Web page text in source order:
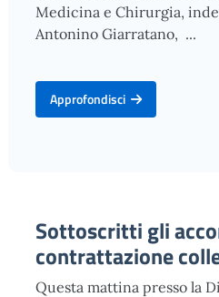
Medicina e Chirurgia,
Antonino Giarratano, ...
Approfondisci
Sottoscritti gli
contrattazione
Questa mattina presso la